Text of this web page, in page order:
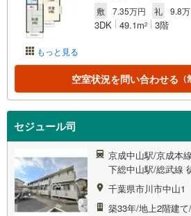
もっと見る
敷
7.35万円 礼 9.8
3DK 49.1m2 3階
空室状況を問い合わせる
セジュール司
京成中山駅/京成本
下総中山駅/総武線
千葉県市川市中山1
築33年/地上2階建